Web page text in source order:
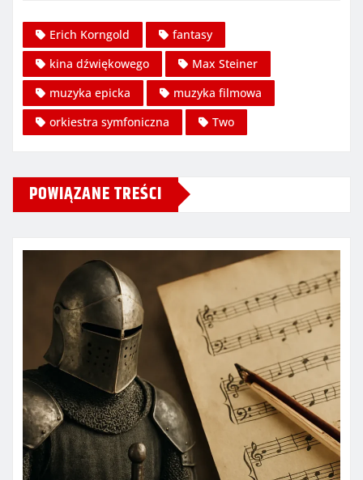
Erich Korngold
fantasy
kina dźwiękowego
Max Steiner
muzyka epicka
muzyka filmowa
orkiestra symfoniczna
Two
POWIĄZANE TREŚCI